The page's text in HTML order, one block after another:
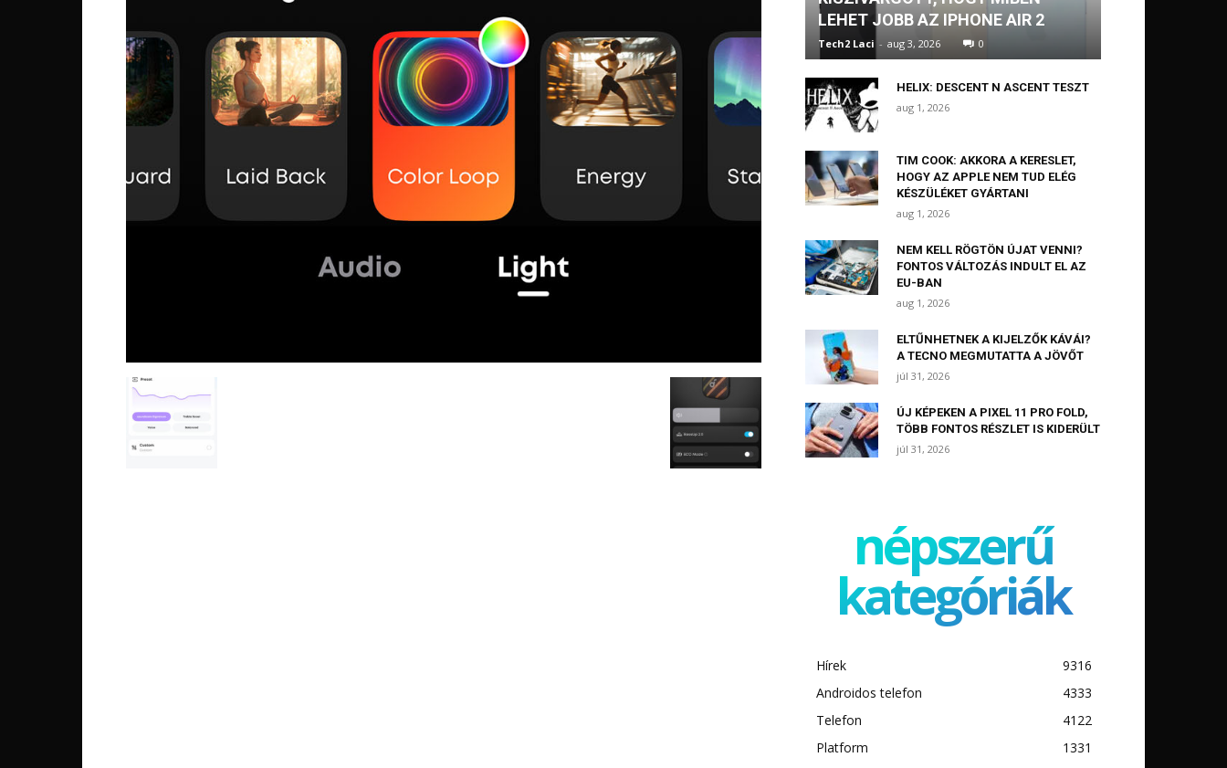
LEHET JOBB AZ IPHONE AIR 2
Tech2 Laci - aug 3, 2026 0
HELIX: DESCENT N ASCENT TESZT
aug 1, 2026
TIM COOK: AKKORA A KERESLET,
HOGY AZ APPLE NEM TUD ELÉG
KÉSZÜLÉKET GYÁRTANI
aug 1, 2026
NEM KELL RÖGTÖN ÚJAT VENNI?
FONTOS VÁLTOZÁS INDULT EL AZ
EU-BAN
aug 1, 2026
ELTŰNHETNEK A KIJELZŐK KÁVÁI?
A TECNO MEGMUTATTA A JÖVŐT
júl 31, 2026
ÚJ KÉPEKEN A PIXEL 11 PRO FOLD,
TÖBB FONTOS RÉSZLET IS KIDERÜLT
júl 31, 2026
népszerű
kategóriák
Hírek
9316
Androidos telefon
4333
Telefon
4122
Platform
1331